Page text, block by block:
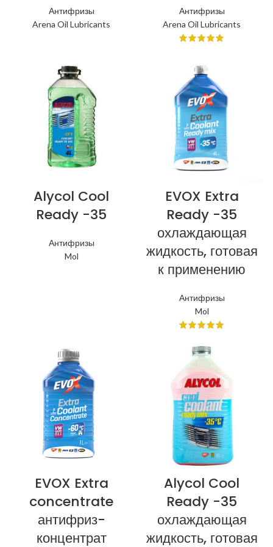
Антифризы
Arena Oil Lubricants
Антифризы
Arena Oil Lubricants
Alycol Cool
Ready -35
Антифризы
Mol
EVOX Extra
Ready -35
охлаждающая
жидкость, готовая
к применению
Антифризы
Mol
EVOX Extra
concentrate
антифриз-
концентрат
Alycol Cool
Ready -35
охлаждающая
жидкость, готовая